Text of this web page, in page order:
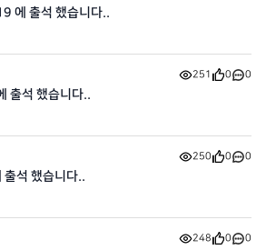
에 출석 했습니다..
251 0 0
출석 했습니다..
250 0 0
석 했습니다..
248 0 0